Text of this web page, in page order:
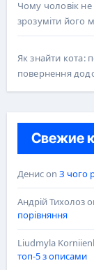
Чому чоловік
зрозуміти його
Як знайти кота:
повернення
Свежие
Денисon З чого
Андрій Тихолоз
порівняння
Liudmyla
топ-5 з описами